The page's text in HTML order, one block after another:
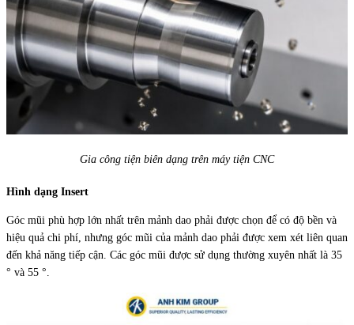
Gia công tiện biên dạng trên máy tiện CNC
Hình dạng Insert
Góc mũi phù hợp lớn nhất trên mảnh dao phải được chọn để có độ bền và
hiệu quả chi phí, nhưng góc mũi của mảnh dao phải được xem xét liên quan
đến khả năng tiếp cận. Các góc mũi được sử dụng thường xuyên nhất là 35
° và 55 °.